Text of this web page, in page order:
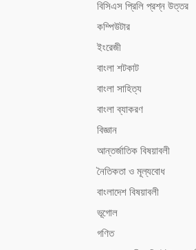
বিসিএস ‍প্রিলি প্রশ্ন উত্তর
কম্পিউটার
ইংরেজী
বাংলা শটকাট
বাংলা সাহিত্য
বাংলা ব্যাকরণ
বিজ্ঞান
আন্তর্জাতিক বিষয়াবলী
নৈতিকতা ও মূল্যবোধ
বাংলাদেশ বিষয়াবলী
ভূগোল
গণিত